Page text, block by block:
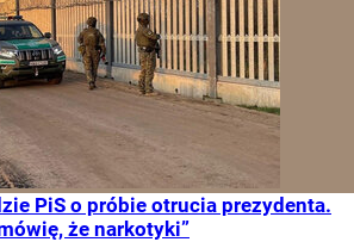
PiS o próbie otrucia prezydenta.
że narkotyki”